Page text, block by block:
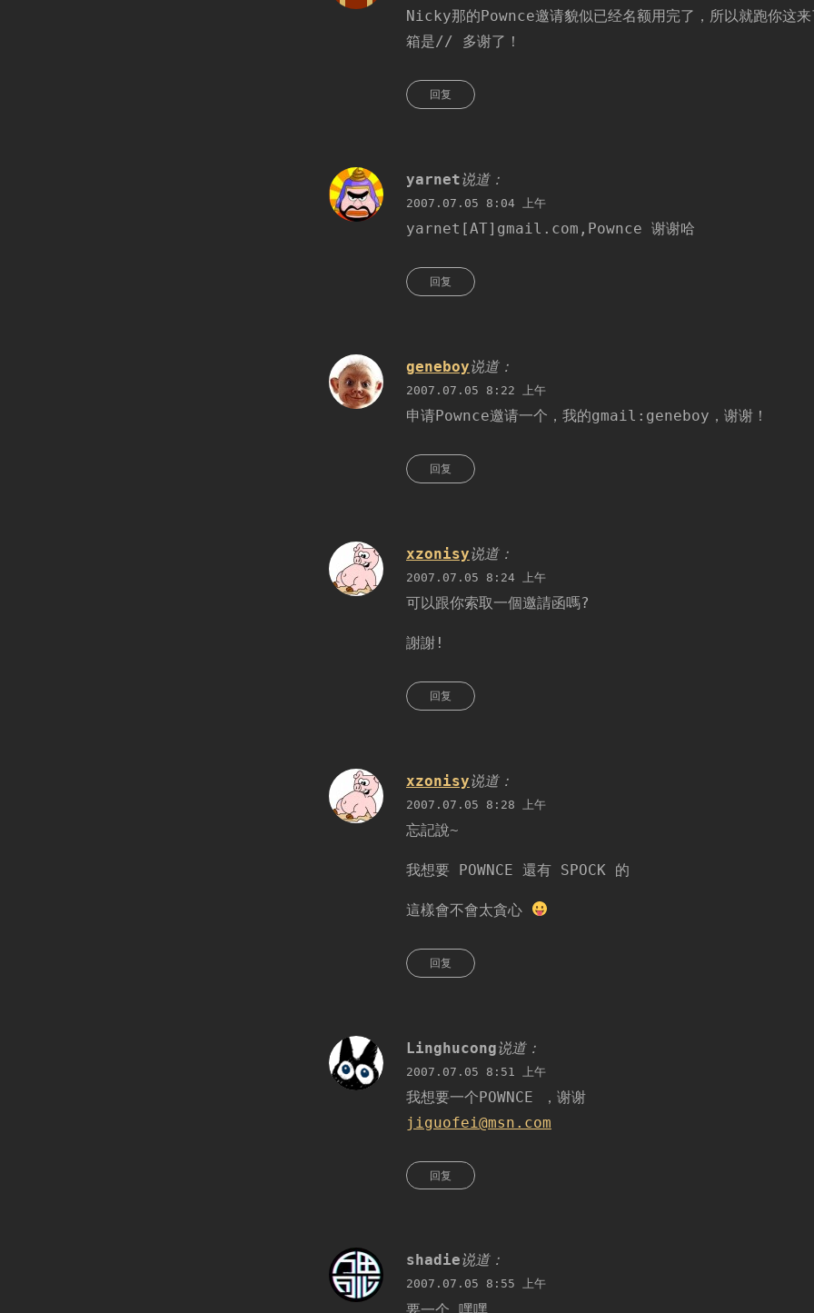
Nicky那的Pownce邀请貌似已经名额用完了，所以就跑你这来
箱是// 多谢了！
回复
yarnet说道：
2007.07.05 8:04 上午
yarnet[AT]gmail.com,Pownce 谢谢哈
回复
geneboy说道：
2007.07.05 8:22 上午
申请Pownce邀请一个，我的gmail:geneboy，谢谢！
回复
xzonisy说道：
2007.07.05 8:24 上午
可以跟你索取一個邀請函嗎?
謝謝!
回复
xzonisy说道：
2007.07.05 8:28 上午
忘記說~
我想要 POWNCE 還有 SPOCK 的
這樣會不會太貪心
回复
Linghucong说道：
2007.07.05 8:51 上午
我想要一个POWNCE ，谢谢
jiguofei@msn.com
回复
shadie说道：
2007.07.05 8:55 上午
要一个 嘿嘿。。。